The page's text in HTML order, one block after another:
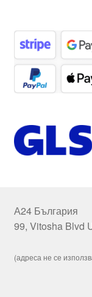
А24 България
99, Vitosha Blvd
(адреса не се